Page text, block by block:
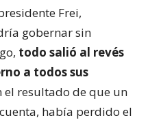
Frei,
gobernar sin
todo salió al revés
a todos sus
el resultado de que un
había perdido el